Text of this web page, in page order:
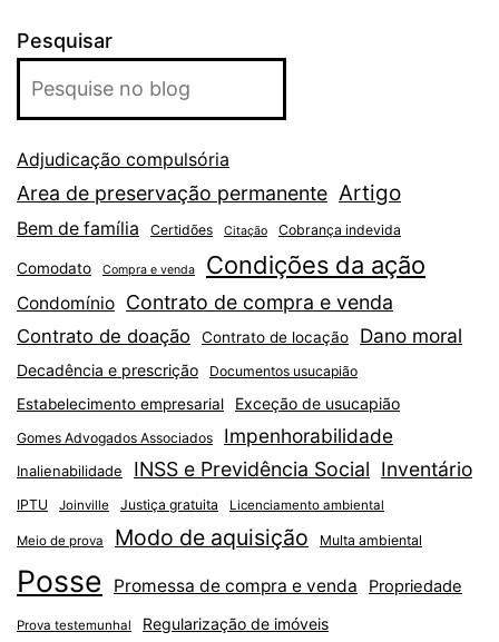
Pesquisar
Adjudicação compulsória
Area de preservação permanente Artigo
Bem de família Certidões Citação Cobrança indevida
Comodato Compra e venda Condições da ação
Condomínio Contrato de compra e venda
Contrato de doação Contrato de locação Dano moral
Decadência e prescrição Documentos usucapião
Estabelecimento empresarial Exceção de usucapião
Gomes Advogados Associados Impenhorabilidade
Inalienabilidade INSS e Previdência Social Inventário
IPTU Joinville Justiça gratuita Licenciamento ambiental
Meio de prova Modo de aquisição Multa ambiental
Posse Promessa de compra e venda Propriedade
Prova testemunhal Regularização de imóveis